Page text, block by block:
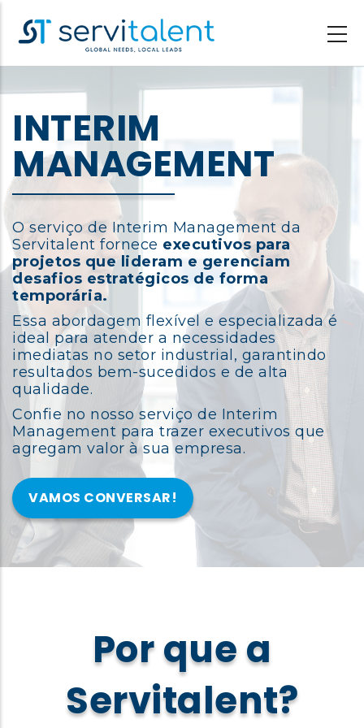
para
conteúdo
principal
INTERIM
MANAGEMENT
O serviço de Interim Management da
Servitalent fornece executivos para
projetos que lideram e gerenciam
desafios estratégicos de forma
temporária.
Essa abordagem flexível e especializada é
ideal para atender a necessidades
imediatas no setor industrial, garantindo
resultados bem-sucedidos e de alta
qualidade.
Confie no nosso serviço de Interim
Management para trazer executivos que
agregam valor à sua empresa.
VAMOS CONVERSAR!
Por que a
Servitalent?